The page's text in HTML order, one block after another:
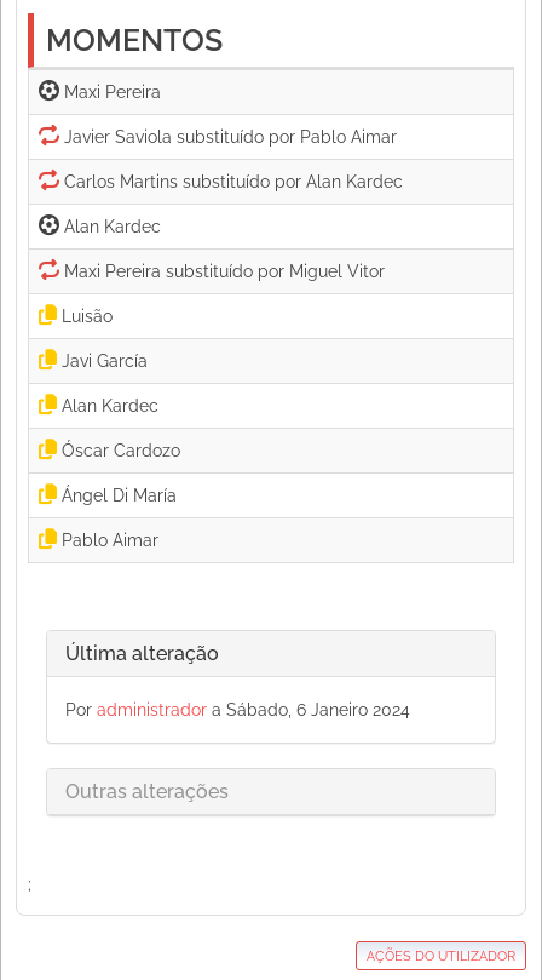
MOMENTOS
Maxi Pereira
Alan Kardec
Luisão
Javi García
Alan Kardec
Óscar Cardozo
Ángel Di María
Pablo Aimar
Última alteração
Por administrador a Sábado, 6 Janeiro 2024
Outras alterações
;
AÇÕES DO UTILIZADOR